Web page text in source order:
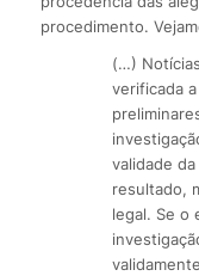
procedimento.
(…)
verificada
validade
resultado,
legal. Se o